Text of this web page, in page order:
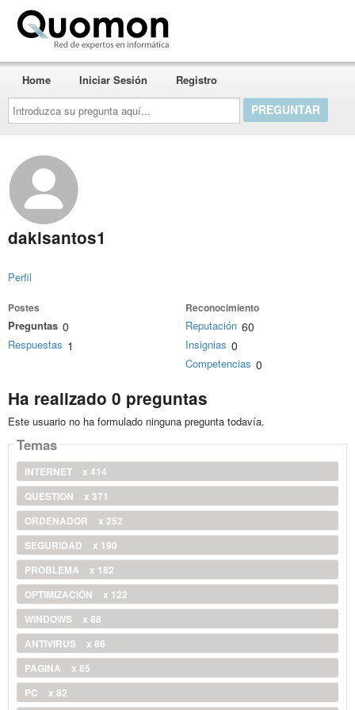
Introduzca
su
pregunta
aquí...
Home Iniciar Sesión Registro
dakisantos1
Perfil
Postes
Preguntas 0
Respuestas 1
Reconocimiento
Reputación 60
Insignias 0
Competencias 0
Ha realizado 0 preguntas
Este usuario no ha formulado ninguna pregunta todavía.
Temas
INTERNET
x 414
QUESTION
x 371
ORDENADOR
x 252
SEGURIDAD
x 190
PROBLEMA
x 182
OPTIMIZACIÓN
x 122
WINDOWS
x 88
ANTIVIRUS
x 86
PAGINA
x 85
PC
x 82